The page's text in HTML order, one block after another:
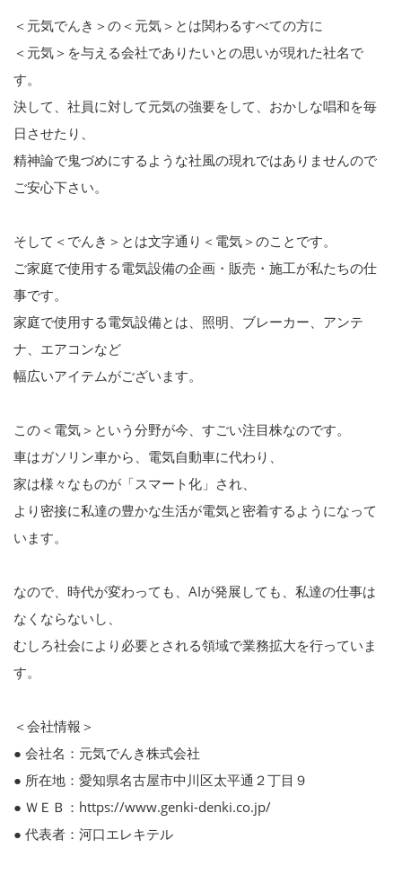
＜元気でんき＞の＜元気＞とは関わるすべての方に
＜元気＞を与える会社でありたいとの思いが現れた社名で
す。
決して、社員に対して元気の強要をして、おかしな唱和を毎
日させたり、
精神論で鬼づめにするような社風の現れではありませんので
ご安心下さい。
そして＜でんき＞とは文字通り＜電気＞のことです。
ご家庭で使用する電気設備の企画・販売・施工が私たちの仕
事です。
家庭で使用する電気設備とは、照明、ブレーカー、アンテ
ナ、エアコンなど
幅広いアイテムがございます。
この＜電気＞という分野が今、すごい注目株なのです。
車はガソリン車から、電気自動車に代わり、
家は様々なものが「スマート化」され、
より密接に私達の豊かな生活が電気と密着するようになって
います。
なので、時代が変わっても、AIが発展しても、私達の仕事は
なくならないし、
むしろ社会により必要とされる領域で業務拡大を行っていま
す。
＜会社情報＞
● 会社名：元気でんき株式会社
● 所在地：愛知県名古屋市中川区太平通２丁目９
● ＷＥＢ：https://www.genki-denki.co.jp/
● 代表者：河口エレキテル